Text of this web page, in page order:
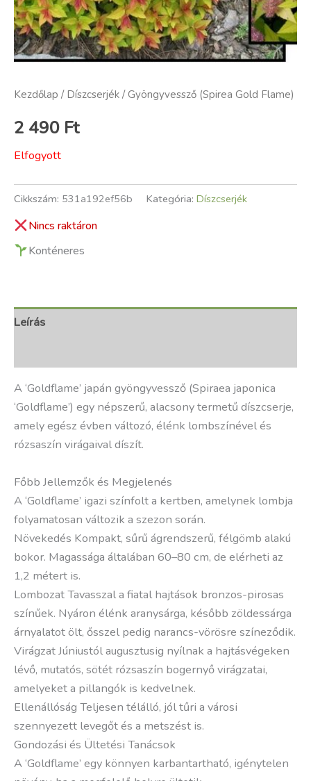
Kezdőlap / Díszcserjék / Gyöngyvessző (Spirea Gold Flame)
2 490 Ft
Elfogyott
Cikkszám: 531a192ef56b Kategória: Díszcserjék
Nincs raktáron
Konténeres
Leírás
A ‘Goldflame’ japán gyöngyvessző (Spiraea japonica
‘Goldflame’) egy népszerű, alacsony termetű díszcserje,
amely egész évben változó, élénk lombszínével és
rózsaszín virágaival díszít.
Főbb Jellemzők és Megjelenés
A ‘Goldflame’ igazi színfolt a kertben, amelynek lombja
folyamatosan változik a szezon során.
Növekedés Kompakt, sűrű ágrendszerű, félgömb alakú
bokor. Magassága általában 60–80 cm, de elérheti az
1,2 métert is.
Lombozat Tavasszal a fiatal hajtások bronzos-pirosas
színűek. Nyáron élénk aranysárga, később zöldessárga
árnyalatot ölt, ősszel pedig narancs-vörösre színeződik.
Virágzat Júniustól augusztusig nyílnak a hajtásvégeken
lévő, mutatós, sötét rózsaszín bogernyő virágzatai,
amelyeket a pillangók is kedvelnek.
Ellenállóság Teljesen télálló, jól tűri a városi
szennyezett levegőt és a metszést is.
Gondozási és Ültetési Tanácsok
A ‘Goldflame’ egy könnyen karbantartható, igénytelen